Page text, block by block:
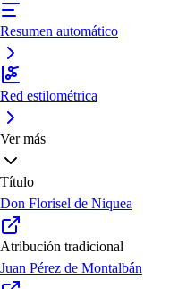
Resumen automático
Red estilométrica
Ver más
Título
Don Florisel de Niquea
Atribución tradicional
Juan Pérez de Montalbán